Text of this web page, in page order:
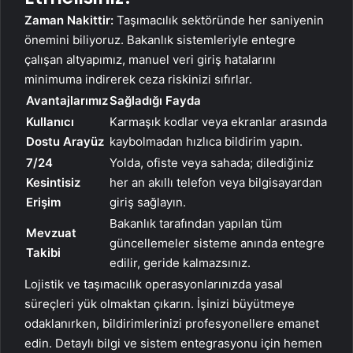
Zaman Nakittir: Taşımacılık sektöründe her saniyenin
önemini biliyoruz. Bakanlık sistemleriyle entegre
çalışan altyapımız, manuel veri giriş hatalarını
minimuma indirerek ceza riskinizi sıfırlar.
AvantajlarımızSağladığı Fayda
Kullanıcı
Dostu Arayüz
Karmaşık kodlar veya ekranlar arasında
kaybolmadan hızlıca bildirim yapın.
7/24
Kesintisiz
Erişim
Yolda, ofiste veya sahada; dilediğiniz
her an akıllı telefon veya bilgisayardan
giriş sağlayın.
Mevzuat
Takibi
Bakanlık tarafından yapılan tüm
güncellemeler sisteme anında entegre
edilir, geride kalmazsınız.
Lojistik ve taşımacılık operasyonlarınızda yasal
süreçleri yük olmaktan çıkarın. İşinizi büyütmeye
odaklanırken, bildirimlerinizi profesyonellere emanet
edin. Detaylı bilgi ve sistem entegrasyonu için hemen